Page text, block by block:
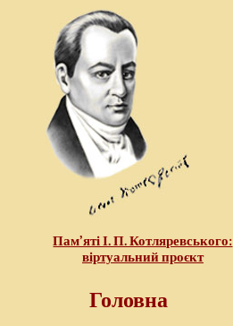
Пам’яті І. П. Котляревського:
віртуальний проєкт
Головна